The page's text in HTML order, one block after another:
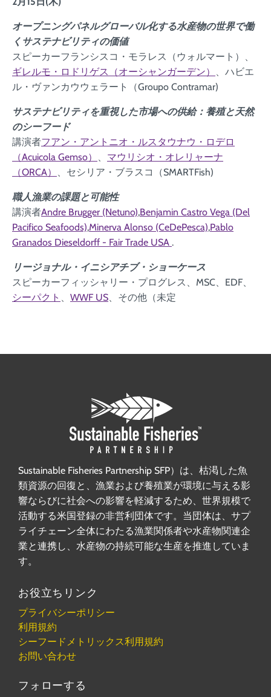
オープニングパネルグローバル化する水産物の世界で働
くサステナビリティの価値
スピーカーフランシスコ・モラレス（ウォルマート）、
ギレルモ・ロドリゲス（オーシャンガーデン）
、ハビエ
ル・ヴァンカウウェラート（Groupo Contramar)
サステナビリティを重視した市場への供給：養殖と天然
のシーフード
講演者フアン・アントニオ・ルスタウナウ・ロデロ
（Acuicola Gemso）
、 マウリシオ・オレリャーナ
（ORCA）
、セシリア・ブラスコ（SMARTFish)
職人漁業の課題と可能性
講演者Andre Brugger (Netuno),Benjamin Castro Vega (Del
Pacifico Seafoods),Minerva Alonso (CeDePesca),Pablo
Granados Dieseldorff - Fair Trade USA .
リージョナル・イニシアチブ・ショーケース
スピーカーフィッシャリー・プログレス、MSC、EDF、
シーパクト 、 WWF US、その他（未定
Sustainable Fisheries Partnership SFP）は、枯渇した魚
類資源の回復と、漁業および養殖業が環境に与える影
響ならびに社会への影響を軽減するため、世界規模で
活動する米国登録の非営利団体です。当団体は、サプ
ライチェーン全体にわたる漁業関係者や水産物関連企
業と連携し、水産物の持続可能な生産を推進していま
す。
お役立ちリンク
プライバシーポリシー
利用規約
シーフードメトリックス利用規約
お問い合わせ
フォローする